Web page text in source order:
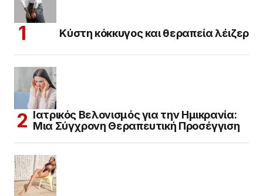
Κύστη κόκκυγος και θεραπεία λέιζερ
Ιατρικός Βελονισμός για την Ημικρανία:
Μια Σύγχρονη Θεραπευτική Προσέγγιση